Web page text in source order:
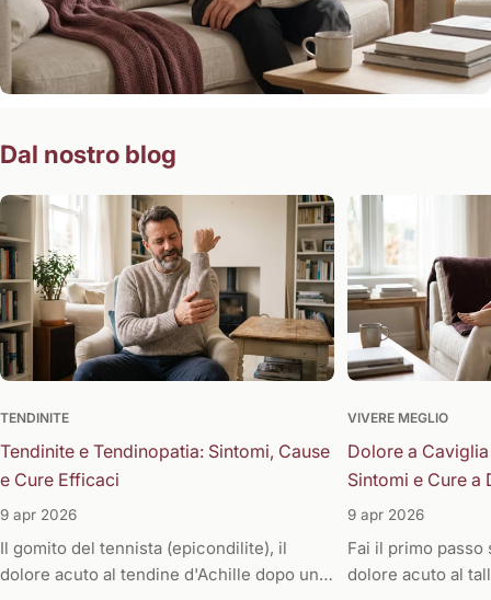
Dal nostro blog
TENDINITE
Tendinite e Tendinopatia: Sintomi, Cause
e Cure Efficaci
9 apr 2026
Il gomito del tennista (epicondilite), il
dolore acuto al tendine d'Achille dopo una
VIVERE MEGLIO
Dolore a
Sintomi e Cure a
9 apr 2026
Fai il primo
dolore acuto al